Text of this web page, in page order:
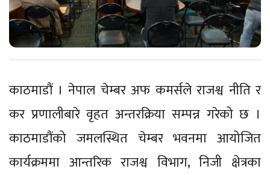
काठमाडौं । नेपाल चेम्बर अफ कमर्सले राजश्व नीति र
कर प्रणालीबारे वृहत अन्तरक्रिया सम्पन्न गरेको छ ।
काठमाडौंको जमलस्थित चेम्बर भवनमा आयोजित
कार्यक्रममा आन्तरिक राजश्व विभाग, निजी क्षेत्रका